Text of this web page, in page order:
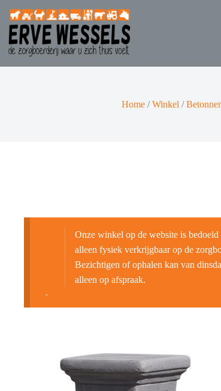
Home/Winkel /
Onze winkel op de website is
alleen fysiek verkrijgbaar op de
Bezichtigen of ophalen kan van
alleen op afspraak.
.